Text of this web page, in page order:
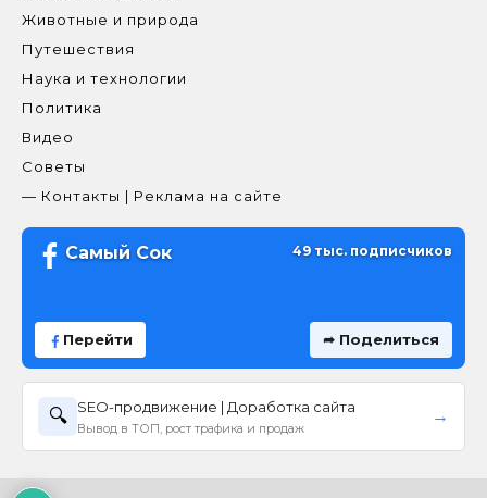
Животные и природа
Путешествия
Наука и технологии
Политика
Видео
Советы
— Контакты | Реклама на сайте
Самый Сок 49 тыс. подписчиков
Перейти ➦ Поделиться
🔍 SEO-продвижение | Доработка сайта
Вывод в ТОП, рост трафика и продаж
→